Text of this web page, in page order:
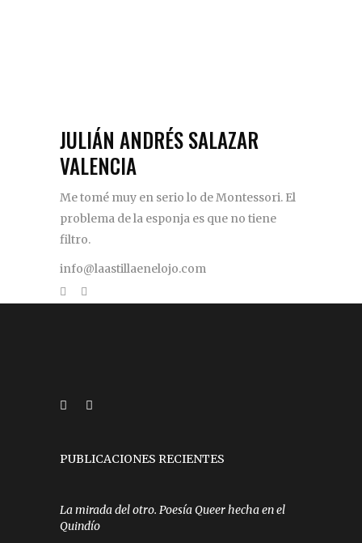
JULIÁN ANDRÉS SALAZAR
VALENCIA
Me tomé muy en serio lo de Montessori. El
problema de la esponja es que no tiene
filtro.
info@laastillaenelojo.com
PUBLICACIONES RECIENTES
La mirada del otro. Poesía Queer hecha en el
Quindío